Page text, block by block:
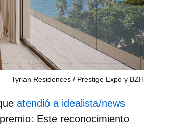
Tyrian Residences Prestige Expo y BZH
atendió a idealista/news
Este reconocimiento